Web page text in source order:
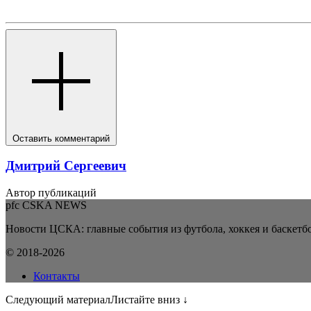
Оставить комментарий
Дмитрий Сергеевич
Автор публикаций
pfc CSKA NEWS
Новости ЦСКА: главные события из футбола, хоккея и
© 2018-2026
Контакты
Следующий материалЛистайте вниз ↓